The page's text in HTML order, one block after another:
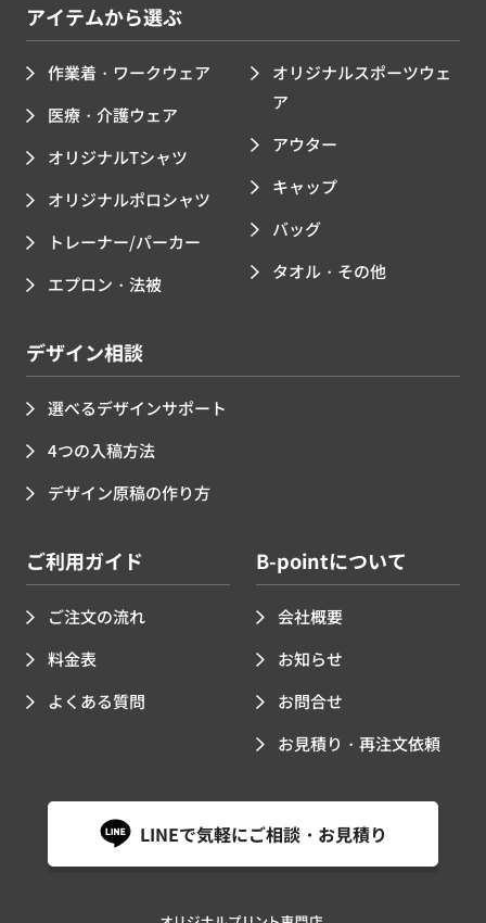
アイテムから選ぶ
作業着・ワークウェア
医療・介護ウェア
オリジナルTシャツ
オリジナルポロシャツ
トレーナー/パーカー
エプロン・法被
オリジナルスポーツウェ
ア
アウター
キャップ
バッグ
タオル・その他
デザイン相談
選べるデザインサポート
4つの入稿方法
デザイン原稿の作り方
ご利用ガイド
ご注文の流れ
料金表
よくある質問
B-pointについて
会社概要
お知らせ
お問合せ
お見積り・再注文依頼
LINEで気軽にご相談・お見積り